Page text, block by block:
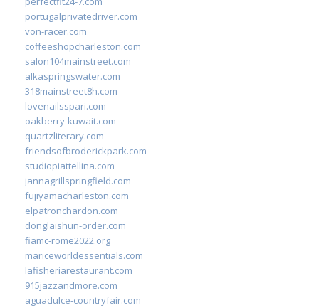
portugalprivatedriver.com
von-racer.com
coffeeshopcharleston.com
salon104mainstreet.com
alkaspringswater.com
318mainstreet8h.com
lovenailsspari.com
oakberry-kuwait.com
quartzliterary.com
friendsofbroderickpark.com
studiopiattellina.com
jannagrillspringfield.com
fujiyamacharleston.com
elpatronchardon.com
donglaishun-order.com
fiamc-rome2022.org
mariceworldessentials.com
lafisheriarestaurant.com
915jazzandmore.com
aguadulce-countryfair.com